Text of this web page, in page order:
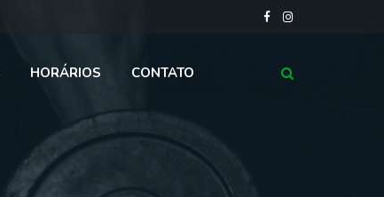
HORÁRIOS CONTATO